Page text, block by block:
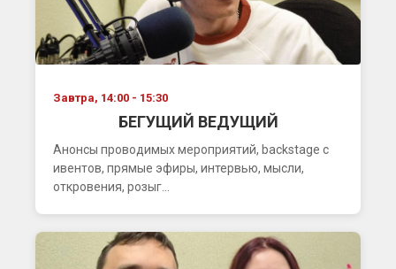
Завтра, 14:00 - 15:30
БЕГУЩИЙ ВЕДУЩИЙ
Анонсы проводимых мероприятий, backstage с
ивентов, прямые эфиры, интервью, мысли,
откровения, розыг...